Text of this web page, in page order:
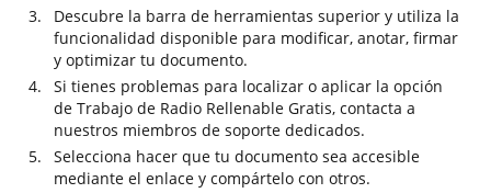
Descubre la barra de herramientas superior y utiliza la
funcionalidad disponible para modificar, anotar, firmar
y optimizar tu documento.
Si tienes problemas para localizar o aplicar la opción
de Trabajo de Radio Rellenable Gratis, contacta a
nuestros miembros de soporte dedicados.
Selecciona hacer que tu documento sea accesible
mediante el enlace y compártelo con otros.